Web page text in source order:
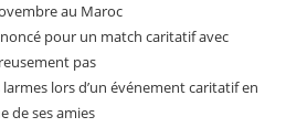
au Maroc
pour un match caritatif avec
pas
lors d’un événement caritatif en
de ses amies